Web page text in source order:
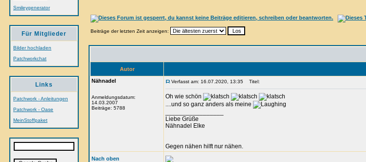
Smileygenerator
Für Mitglieder
Bilder hochladen
Patchworkchat
Links
Patchwork - Anleitungen
Patchwork - Oase
MeinStoffpaket
Beiträge der letzten Zeit anzeigen:
Autor
Nähnadel
Anmeldungsdatum:
14.03.2007
Beiträge: 5788
Verfasst am: 16.07.2020, 13:35 Titel:
Oh wie schön
....und so ganz anders als meine
Liebe Grüße
Nähnadel Elke
Gegen nähen hilft nur nähen.
Nach oben